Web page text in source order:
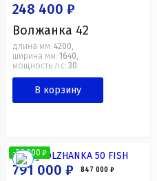
248 400 ₽
Волжанка 42
длина мм: 4200 ,
ширина мм: 1640 ,
мощность л.с: 30
В корзину
847 000 ₽
791 000 ₽
-56 000 ₽